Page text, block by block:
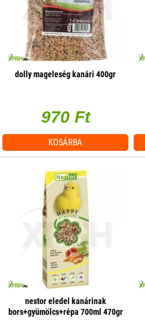
dolly mageleség kanári 400gr
970 Ft
KOSÁRBA
nestor eledel kanárinak
bors+gyümölcs+répa 700ml 470gr